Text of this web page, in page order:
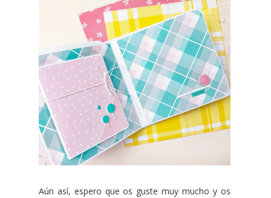
Aún así, espero que os guste muy mucho y os